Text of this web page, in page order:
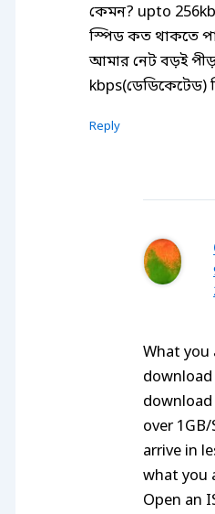
কেমন? upto
স্পিড কত থাকতে
আমার নেট বড়ই
kbps(ডেডিকেটেড)
Reply
What you
download
download
over
arrive in
what you
Open an